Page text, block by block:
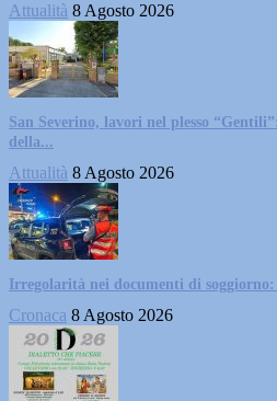
Attualità 8 Agosto 2026
San Severino, lavori nel plesso
della...
Attualità 8 Agosto 2026
Irregolarità nei documenti di
Cronaca 8 Agosto 2026